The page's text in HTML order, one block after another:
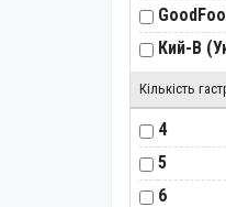
Кий-В
Кількість
4
5
6